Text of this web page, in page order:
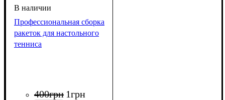
Профессиональная сборка
ракеток для настольного
тенниса
400грн 1грн